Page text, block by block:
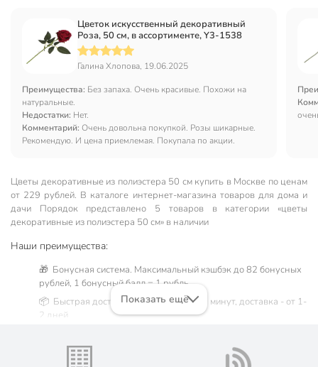
Цветок искусственный декоративный
Роза, 50 см, в ассортименте, Y3-1538
Галина Хлопова, 19.06.2025
Преимущества: Без запаха. Очень красивые. Похожи на
натуральные.
Недостатки: Нет.
Комментарий: Очень довольна покупкой. Розы шикарные.
Рекомендую. И цена приемлемая. Покупала по акции.
Цветы декоративные из полиэстера 50 см купить в Москве по ценам
от 229 рублей. В каталоге интернет-магазина товаров для дома и
дачи Порядок представлено 5 товаров в категории «цветы
декоративные из полиэстера 50 см» в наличии
Наши преимущества:
🎁 Бонусная система. Максимальный кэшбэк до 82 бонусных
рублей, 1 бонусный балл = 1 рубль.
📦 Быстрая доставка. Самовывоз от 60 минут, доставка - от 1-
2 дней.
Жители Московской области могут сделать заказ и оплатить
его онлайн на официальном сайте сети магазинов Порядок.
Показать ещё